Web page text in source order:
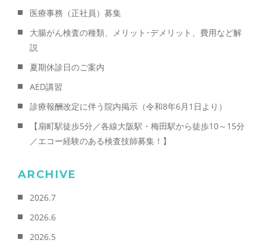
医療事務（正社員）募集
大腸がん検査の種類、メリット･デメリット、費用など解
説
夏期休診日のご案内
AED講習
診療報酬改定に伴う院内掲示（令和8年6月1日より）
【扇町駅徒歩5分／各線大阪駅・梅田駅から徒歩10～15分
／エコー経験のある検査技師募集！】
ARCHIVE
2026.7
2026.6
2026.5